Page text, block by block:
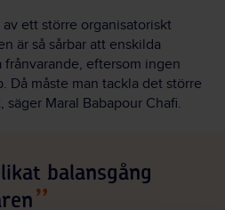
ett större organisatoriskt
är så sårbar att enskilda
eftersom ingen
Då måste man tackla det större
Maral Babapour Chafi.
balansgång